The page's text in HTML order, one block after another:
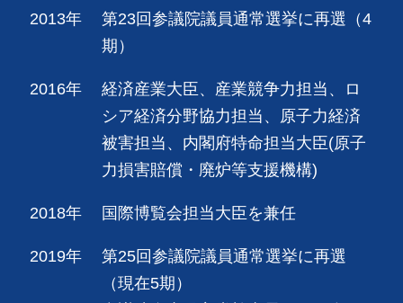
2013年
第23回参議院議員通常選挙に再選（4
期）
2016年
経済産業大臣、産業競争力担当、ロ
シア経済分野協力担当、原子力経済
被害担当、内閣府特命担当大臣(原子
力損害賠償・廃炉等支援機構)
2018年 国際博覧会担当大臣を兼任
2019年
第25回参議院議員通常選挙に再選
（現在5期）